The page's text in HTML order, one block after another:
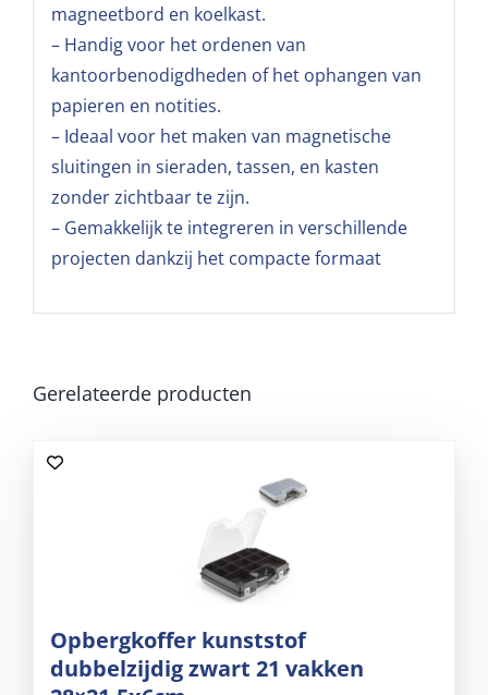
magneetbord en koelkast.
– Handig voor het ordenen van
kantoorbenodigdheden of het ophangen van
papieren en notities.
– Ideaal voor het maken van magnetische
sluitingen in sieraden, tassen, en kasten
zonder zichtbaar te zijn.
– Gemakkelijk te integreren in verschillende
projecten dankzij het compacte formaat
Gerelateerde producten
Opbergkoffer kunststof
dubbelzijdig zwart 21 vakken